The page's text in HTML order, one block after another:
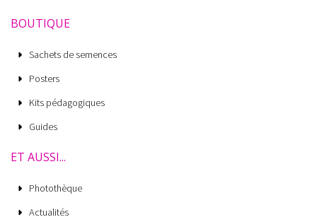
BOUTIQUE
Sachets de semences
Posters
Kits pédagogiques
Guides
ET AUSSI...
Photothèque
Actualités